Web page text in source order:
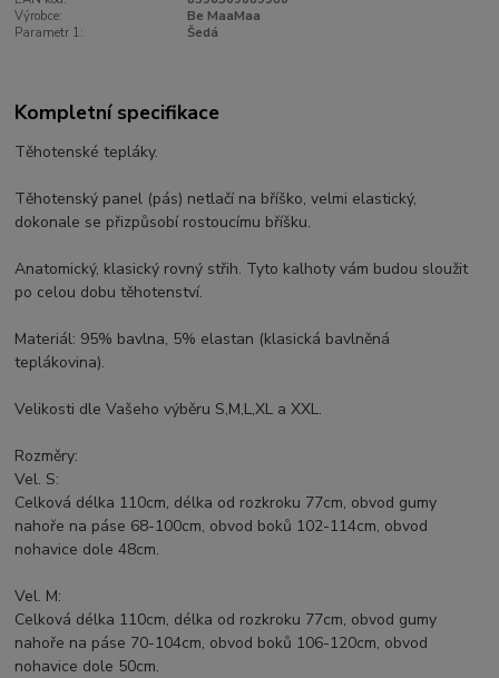
Výrobce:
Be MaaMaa
Parametr 1:
Šedá
Kompletní specifikace
Těhotenské tepláky.
Těhotenský panel (pás) netlačí na bříško, velmi elastický,
dokonale se přizpůsobí rostoucímu bříšku.
Anatomický, klasický rovný střih. Tyto kalhoty vám budou sloužit
po celou dobu těhotenství.
Materiál: 95% bavlna, 5% elastan (klasická bavlněná
teplákovina).
Velikosti dle Vašeho výběru S,M,L,XL a XXL.
Rozměry:
Vel. S:
Celková délka 110cm, délka od rozkroku 77cm, obvod gumy
nahoře na páse 68-100cm, obvod boků 102-114cm, obvod
nohavice dole 48cm.
Vel. M:
Celková délka 110cm, délka od rozkroku 77cm, obvod gumy
nahoře na páse 70-104cm, obvod boků 106-120cm, obvod
nohavice dole 50cm.